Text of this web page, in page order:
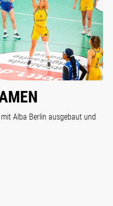
Alba Berlin ausgebaut und